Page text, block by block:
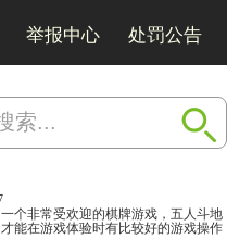
举报中心 处罚公告
个非常受欢迎的棋牌游戏，五人斗地
能在游戏体验时有比较好的游戏操作